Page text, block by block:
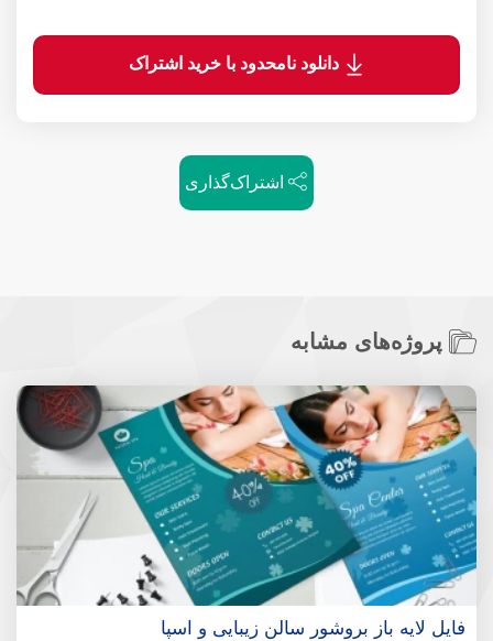
دانلود نامحدود با خرید اشتراک
اشتراک‌گذاری
پروژه‌های مشابه
فایل لایه باز بروشور سالن زیبایی و اسپا